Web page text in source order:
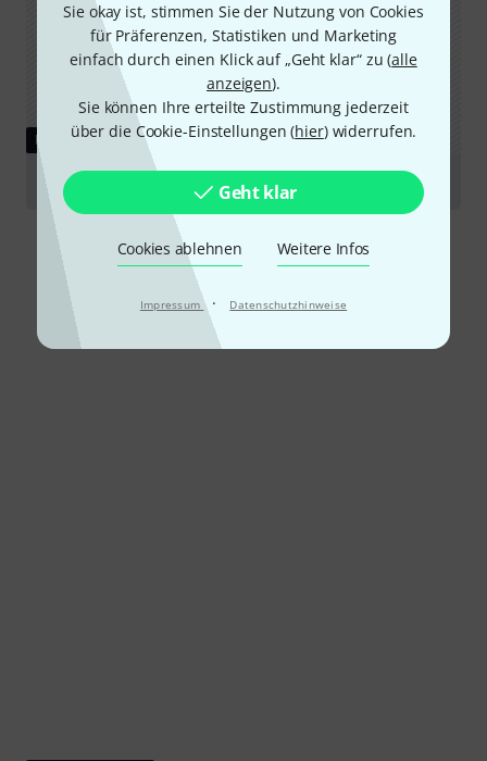
Sie okay ist, stimmen Sie der Nutzung von Cookies
für Präferenzen, Statistiken und Marketing
einfach durch einen Klick auf „Geht klar“ zu (alle
anzeigen).
Sie können Ihre erteilte Zustimmung jederzeit
über die Cookie-Einstellungen (hier) widerrufen.
Geht klar
Cookies ablehnen Weitere Infos
Impressum · Datenschutzhinweise
RATGEBER
Drumset Aufbau